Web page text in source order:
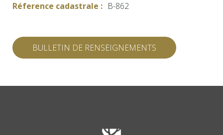
Réference cadastrale : B-862
BULLETIN DE RENSEIGNEMENTS